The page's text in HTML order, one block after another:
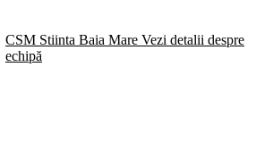
CSM Stiinta Baia Mare Vezi detalii despre
echipă